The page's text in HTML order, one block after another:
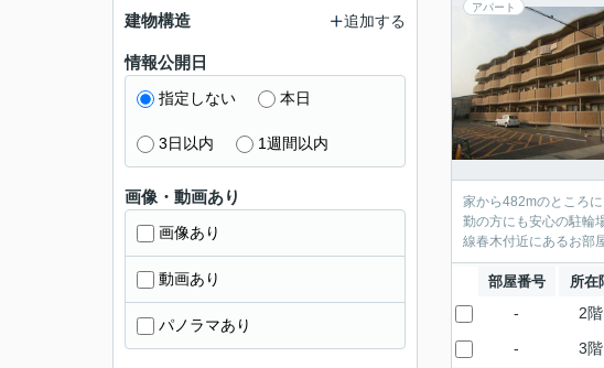
アパート
家から482mのところ
勤の方にも安心の駐輪
線春木付近にあるお部
部屋番号 所在
- 2階
- 3階
建物構造 追加する
情報公開日
指定しない 本日
3日以内 1週間以内
画像・動画あり
画像あり
動画あり
パノラマあり